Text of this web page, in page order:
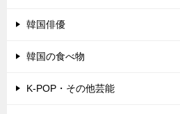
韓国俳優
韓国の食べ物
K-POP・その他芸能